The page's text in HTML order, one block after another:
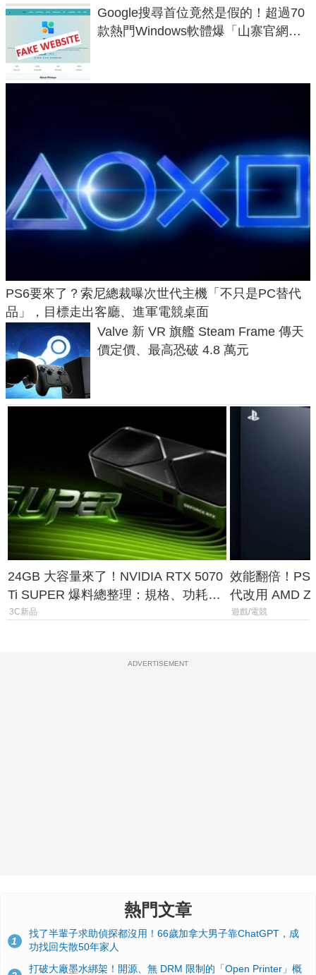
Google搜尋首位竟然是假的！超過70
款熱門Windows軟體爆「山寨官網」
PS6要來了？索尼總裁曝次世代主機「不只是PC替代
品」，目標走出客廳、進軍電競桌面
Valve 新 VR 旗艦 Steam Frame 傳天
價定價、最高恐破 4.8 萬元
24GB 大容量來了！NVIDIA RTX 5070
Ti SUPER 爆料總整理：規格、功耗、
上市時間
3C新品
效能翻倍！
代改用 AMD
120fps 與全光
遊戲/電競
ADVERTISEMENT
熱門文章
1
找了半輩子求助偵探都沒用！66歲加拿大男子靠ChatGPT，成
功找回失散50年家人
打破大廠墨水綁架！開源、無 DRM 限制的「Open Printer」概